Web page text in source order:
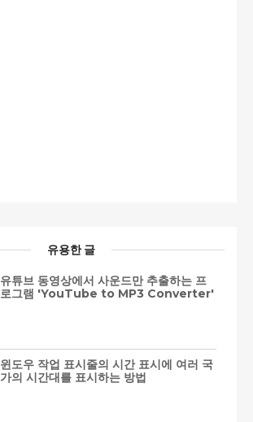
유용한 글
유튜브 동영상에서 사운드만 추출하는 프
로그램 'YouTube to MP3 Converter'
윈도우 작업 표시줄의 시간 표시에 여러 국
가의 시간대를 표시하는 방법